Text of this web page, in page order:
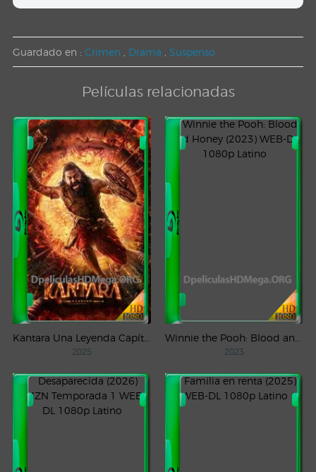
Guardado en : Crimen Drama Suspenso
Películas relacionadas
2025 2023